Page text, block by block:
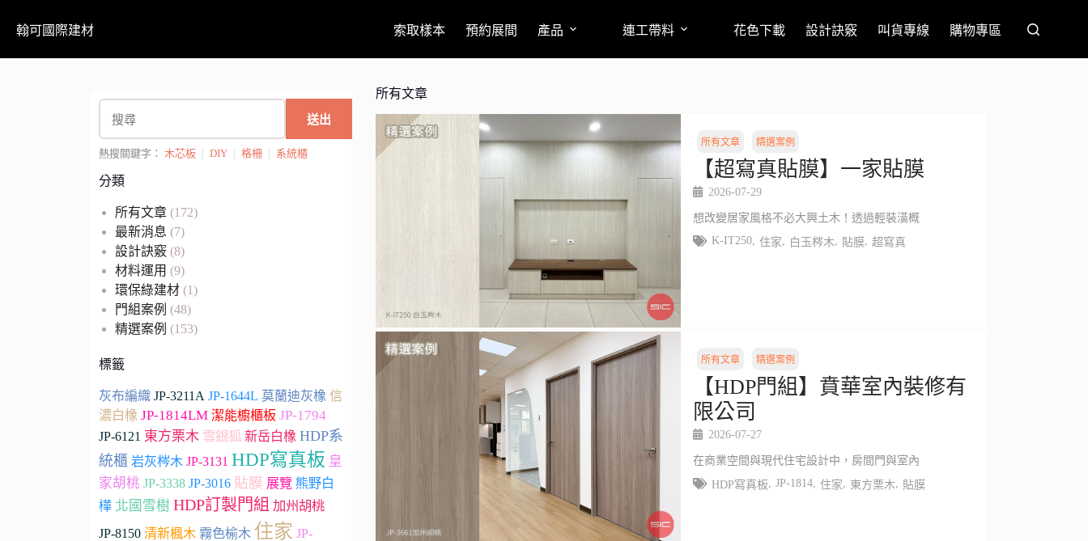
翰可國際建材 索取樣本 預約展間 產品 連工帶料 花色下載 設計訣竅 叫貨專線 購物專區
送出
熱搜關鍵字： 木芯板 | DIY | 格柵 | 系統櫃
分類
所有文章 (172)
最新消息 (7)
設計訣竅 (8)
材料運用 (9)
環保綠建材 (1)
門組案例 (48)
精選案例 (153)
標籤
灰布編織 JP-3211A JP-1644L 莫蘭迪灰橡 信
濃白橡 JP-1814LM 潔能櫥櫃板 JP-1794
JP-6121 東方栗木 雪銀狐 新岳白橡 HDP系
統櫃 岩灰梣木 JP-3131 HDP寫真板 皇
家胡桃 JP-3338 JP-3016 貼膜 展覽 熊野白
樺 北國雪樹 HDP訂製門組 加州胡桃
JP-8150 清新楓木 霧色榆木 住家 JP-
所有文章
所有文章 精選案例
【超寫真貼膜】一家貼膜
2026-07-29
想改變居家風格不必大興土木！透過輕裝潢概
K-IT250, 住家 白玉梣木 貼膜, 超寫真
所有文章 精選案例
【HDP門組】賁華室內裝修有
限公司
2026-07-27
在商業空間與現代住宅設計中，房間門與室內
HDP寫真板
JP-1814, 住家 東方栗木 貼膜